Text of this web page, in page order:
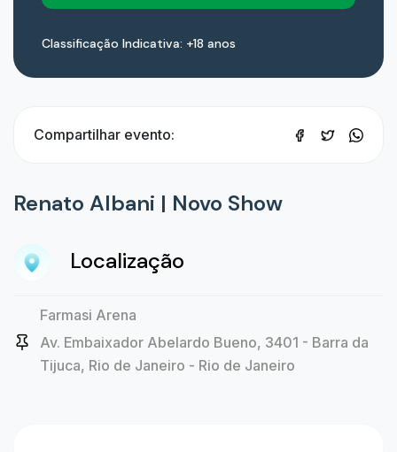
Renato Albani | Novo Show
Localização
Farmasi Arena
Av. Embaixador Abelardo Bueno, 3401 - Barra da
Tijuca, Rio de Janeiro - Rio de Janeiro
Classificação Indicativa: +18 anos
Compartilhar evento: